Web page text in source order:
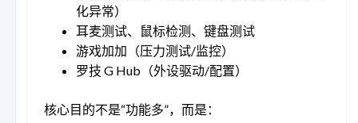
化异常）
耳麦测试、鼠标检测、键盘测试
游戏加加（压力测试/监控）
罗技 G Hub（外设驱动/配置）
核心目的不是“功能多”，而是：